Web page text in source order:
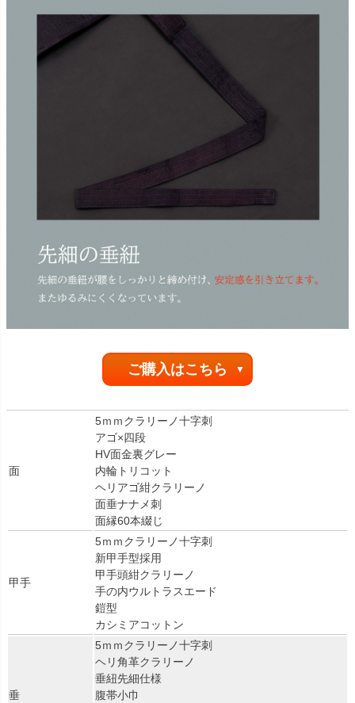
ご購入はこちら
面
5ｍｍクラリーノ十字刺
アゴ×四段
HV面金裏グレー
内輪トリコット
ヘリアゴ紺クラリーノ
面垂ナナメ刺
面縁60本綴じ
甲手
5ｍｍクラリーノ十字刺
新甲手型採用
甲手頭紺クラリーノ
手の内ウルトラスエード
鎧型
カシミアコットン
垂
5ｍｍクラリーノ十字刺
ヘリ角革クラリーノ
垂紐先細仕様
腹帯小巾